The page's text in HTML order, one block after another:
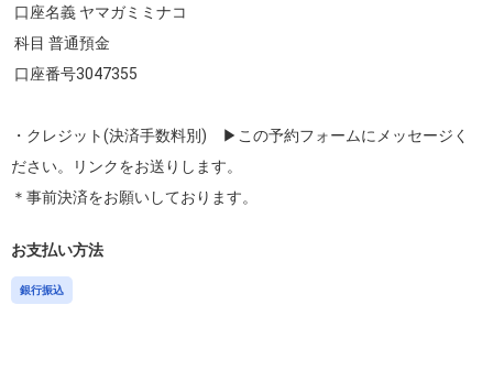
・クレジット(決済手数料別)　▶︎この予約フォームにメッセージく
ださい。リンクをお送りします。
＊事前決済をお願いしております。
お支払い方法
銀行振込